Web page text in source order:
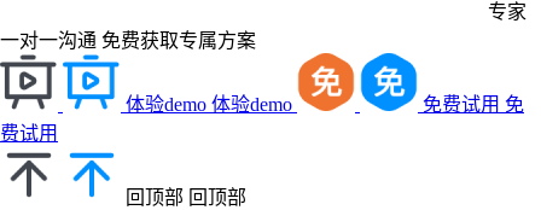
专家
一对一沟通 免费获取专属方案
体验demo 体验demo 免费试用 免
费试用
回顶部 回顶部